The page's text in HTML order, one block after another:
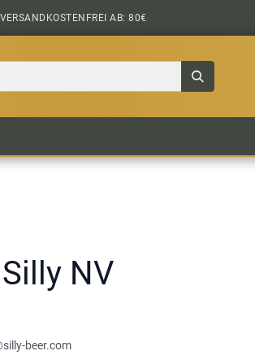
VERSANDKOSTENFREI AB: 80€
NV
beer.com